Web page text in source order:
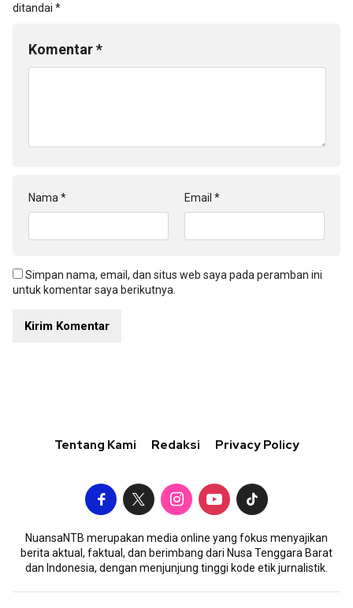
ditandai *
Komentar*
Nama * Email *
Simpan nama, email, dan situs web saya pada peramban ini
untuk komentar saya berikutnya.
Tentang Kami Redaksi Privacy Policy
NuansaNTB merupakan media online yang fokus menyajikan
berita aktual, faktual, dan berimbang dari Nusa Tenggara Barat
dan Indonesia, dengan menjunjung tinggi kode etik jurnalistik.